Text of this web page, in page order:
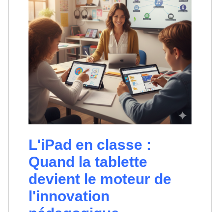
L'iPad en classe :
Quand la tablette
devient le moteur de
l'innovation